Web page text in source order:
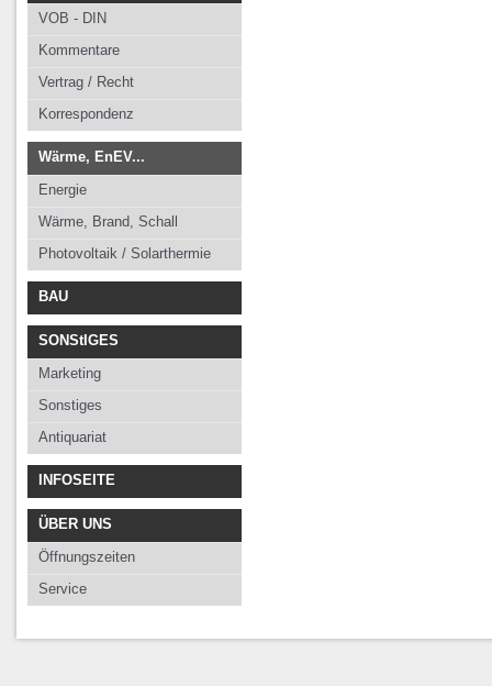
VOB - DIN
Kommentare
Vertrag / Recht
Korrespondenz
Wärme, EnEV...
Energie
Wärme, Brand, Schall
Photovoltaik / Solarthermie
BAU
SONStIGES
Marketing
Sonstiges
Antiquariat
INFOSEITE
ÜBER UNS
Öffnungszeiten
Service